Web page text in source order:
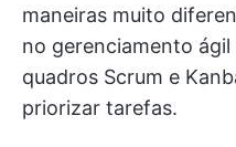
maneiras muito
no gerenciamento
quadros Scrum e
priorizar tarefas.